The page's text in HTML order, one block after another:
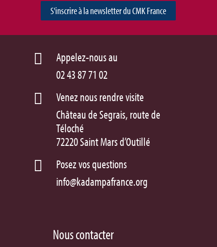
S'inscrire à la newsletter du CMK France

Appelez-nous au
02 43 87 71 02

Venez nous rendre visite
Château de Segrais, route de
Téloché
72220 Saint Mars d’Outillé

Posez vos questions
info@kadampafrance.org
Nous contacter